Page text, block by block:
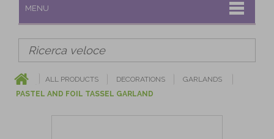
MENU
ALL PRODUCTS DECORATIONS
GARLANDS
PASTEL AND FOIL TASSEL GARLAND